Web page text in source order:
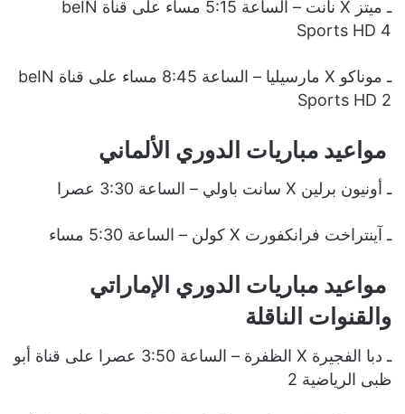
ـ ميتز X نانت – الساعة 5:15 مساء على قناة beIN
Sports HD 4
ـ موناكو X مارسيليا – الساعة 8:45 مساء على قناة beIN
Sports HD 2
مواعيد مباريات الدوري الألماني
ـ أونيون برلين X سانت باولي – الساعة 3:30 عصرا
ـ آينتراخت فرانكفورت X كولن – الساعة 5:30 مساء
مواعيد مباريات الدوري الإماراتي
والقنوات الناقلة
ـ دبا الفجيرة X الظفرة – الساعة 3:50 عصرا على قناة أبو
ظبى الرياضية 2